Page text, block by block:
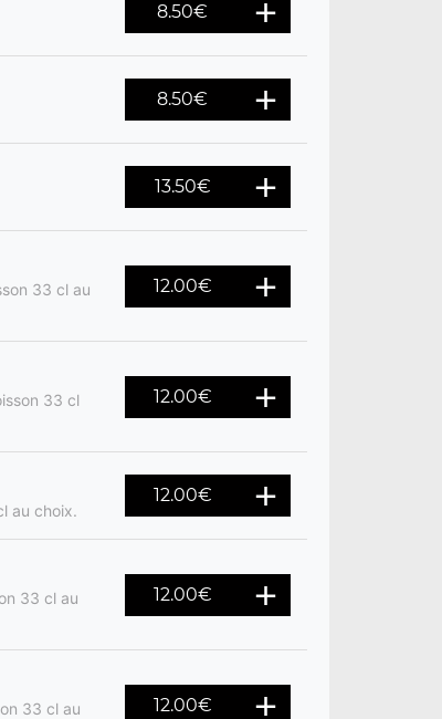
8.50€
8.50€
13.50€
33 cl au
12.00€
33 cl
12.00€
au choix.
12.00€
33 cl au
12.00€
33 cl au
12.00€